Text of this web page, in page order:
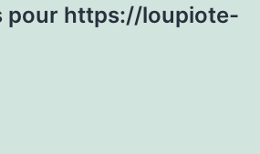
pour https://loupiote-